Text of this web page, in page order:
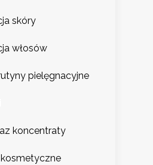
skóry
włosów
pielęgnacyjne
koncentraty
kosmetyczne